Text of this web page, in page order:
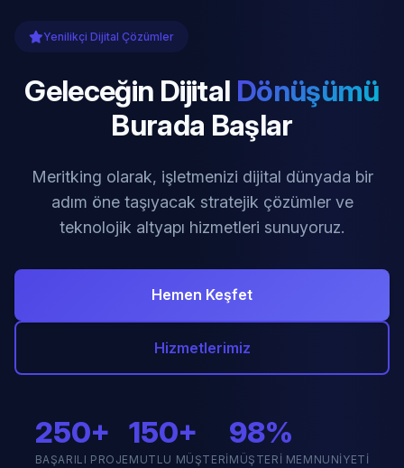
Yenilikçi Dijital Çözümler
Geleceğin Dijital Dönüşümü
Burada Başlar
Meritking olarak, işletmenizi dijital dünyada bir
adım öne taşıyacak stratejik çözümler ve
teknolojik altyapı hizmetleri sunuyoruz.
Hemen Keşfet
Hizmetlerimiz
250+
BAŞARILI PROJE
150+
MUTLU MÜŞTERI
98%
MÜŞTERI MEMNUNIYETI